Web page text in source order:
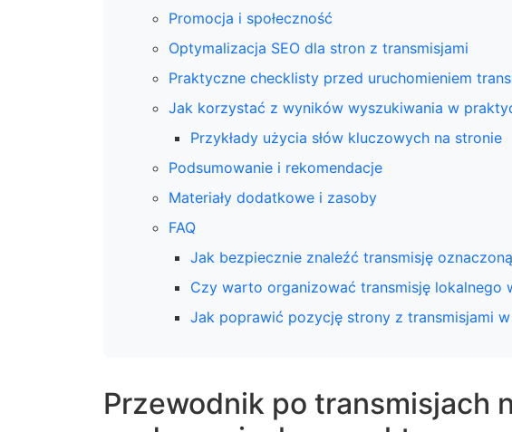
Promocja i społeczność
Optymalizacja SEO dla stron z transmisjami
Praktyczne checklisty przed uruchomieniem
Jak korzystać z wyników wyszukiwania w
Przykłady użycia słów kluczowych na stronie
Podsumowanie i rekomendacje
Materiały dodatkowe i zasoby
FAQ
Jak bezpiecznie znaleźć transmisję
Czy warto organizować transmisję lokalnego
Jak poprawić pozycję strony z transmisjami
Przewodnik po transmisjach